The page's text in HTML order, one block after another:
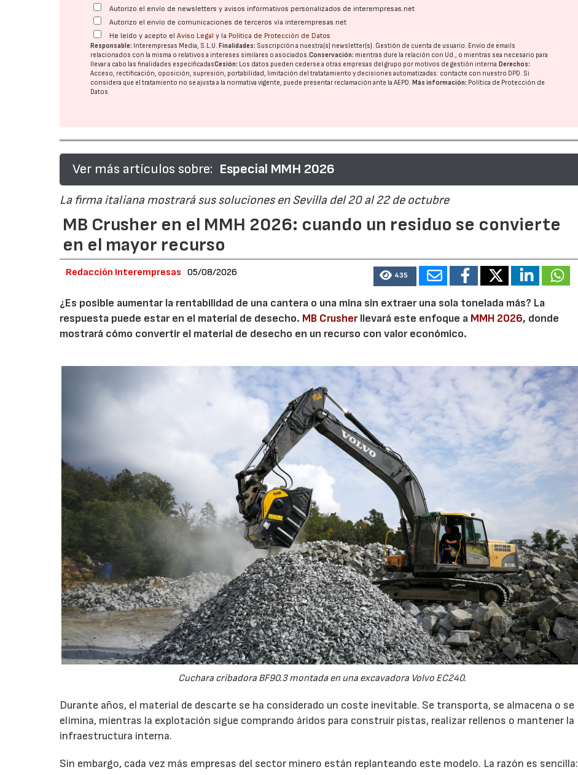
Autorizo el envío de newsletters y avisos informativos personalizados de interempresas.net
Autorizo el envío de comunicaciones de terceros vía interempresas.net
He leído y acepto elAviso Legal y la Política de Protección de Datos
Responsable: Interempresas Media, S.L.U.Finalidades: Suscripción a nuestra(s) newsletter(s). Gestión de cuenta de usuario. Envío de emails
relacionados con la misma o relativos a intereses similares o asociados.Conservación: mientras dure la relación con Ud., o mientras sea necesario para
llevar a cabo las finalidades especificadasCesión: Los datos pueden cederse a otras empresas del grupo por motivos de gestión interna.Derechos:
Acceso, rectificación, oposición, supresión, portabilidad, limitación del tratatamiento y decisiones automatizadas: contacte con nuestro DPD. Si
considera que el tratamiento no se ajusta a la normativa vigente, puede presentar reclamación ante laAEPD.Más información: Política de Protección de
Datos
Ver más artículos sobre: Especial MMH 2026
La firma italiana mostrará sus soluciones en Sevilla del 20 al 22 de octubre
MB Crusher en el MMH 2026: cuando un residuo se convierte
en el mayor recurso
Redacción Interempresas 05/08/2026 435
¿Es posible aumentar la rentabilidad de una cantera o una mina sin extraer una sola tonelada más? La
respuesta puede estar en el material de desecho. MB Crusherllevará este enfoque a MMH 2026, donde
mostrará cómo convertir el material de desecho en un recurso con valor económico.
Cuchara cribadora BF90.3 montada en una excavadora Volvo EC240.
Durante años, el material de descarte se ha considerado un coste inevitable. Se transporta, se almacena o se
elimina, mientras la explotación sigue comprando áridos para construir pistas, realizar rellenos o mantener la
infraestructura interna.
Sin embargo, cada vez más empresas del sector minero están replanteando este modelo. La razón es sencilla: